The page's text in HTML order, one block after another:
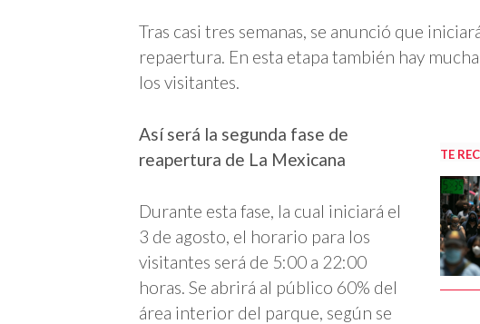
Tras casi tres semanas, se anunció que
repaertura. En esta etapa también hay
los visitantes.
TE
Así será la segunda fase de
reapertura de La Mexicana
Durante esta fase, la cual iniciará el
3 de agosto, el horario para los
visitantes será de 5:00 a 22:00
horas. Se abrirá al público 60% del
área interior del parque, según se